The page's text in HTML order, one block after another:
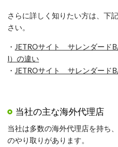
さらに詳しく知りたい方は、下
さい。
・ JETROサイト サレンダード
l）の違い
・ JETROサイト サレンダード
当社の主な海外代理店
当社は多数の海外代理店を持ち
のやり取りがあります。